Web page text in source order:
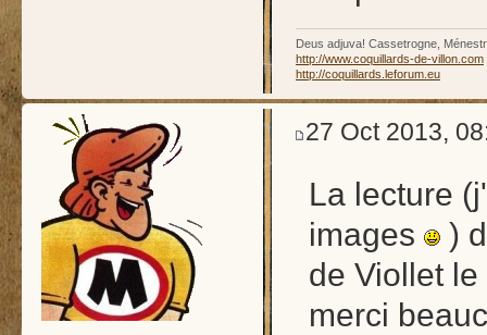
Deus adjuva! Cassetrogne,
http://www.coquillards-de-villon.com
http://coquillards.leforum.eu
27 Oct 2013,
La lecture
images
)
de Viollet
merci